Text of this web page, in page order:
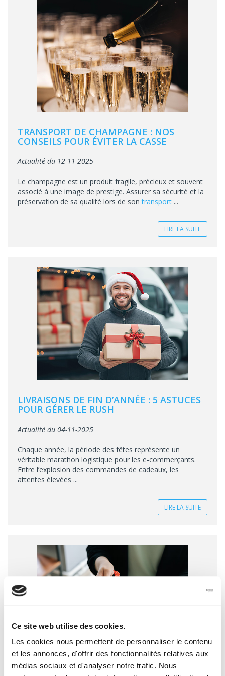
Ce site web utilise des cookies.
Les cookies nous permettent de personnaliser le contenu
et les annonces, d'offrir des fonctionnalités relatives aux
médias sociaux et d'analyser notre trafic. Nous
TRANSPORT DE CHAMPAGNE : NOS
CONSEILS POUR ÉVITER LA CASSE
Actualité du 12-11-2025
Le champagne est un produit fragile, précieux et souvent
associé à une image de prestige. Assurer sa sécurité et la
préservation de sa qualité lors de sontransport ...
LIRE LA SUITE
LIVRAISONS DE FIN D’ANNÉE : 5 ASTUCES
POUR GÉRER LE RUSH
Actualité du 04-11-2025
Chaque année, la période des fêtes représente un
véritable marathon logistique pour les e-commerçants.
Entre l’explosion des commandes de cadeaux, les
attentes élevées ...
LIRE LA SUITE